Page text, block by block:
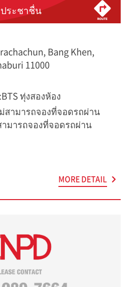
ระชาชื่น
Bang Khen,
11000
ทุ่งสองห้อง
สามารถจองที่จอดรถผ่าน
ามารถจองที่จอดรถผ่าน
MORE DETAIL